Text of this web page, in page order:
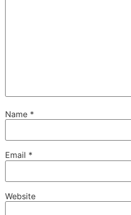
Name *
Email *
Website